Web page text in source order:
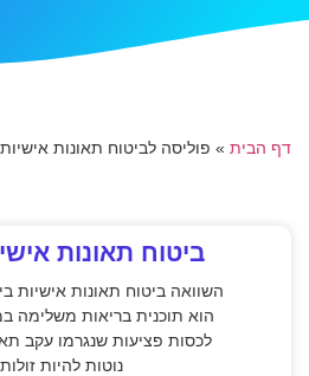
דף הבית » פוליסה לביטוח תאונות
ביטוח תאונות
השוואה ביטוח תאונות אישיות
הוא תוכנית בריאות משלימה
לכסות פציעות שנגרמו עקב
נוטות להיות